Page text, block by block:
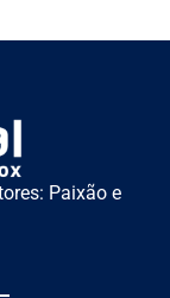
Paixão e